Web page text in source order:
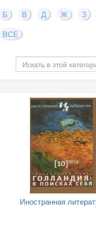
Б В Д Ж З
ВСЕ
Иностранная